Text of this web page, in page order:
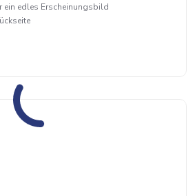
ein edles Erscheinungsbild